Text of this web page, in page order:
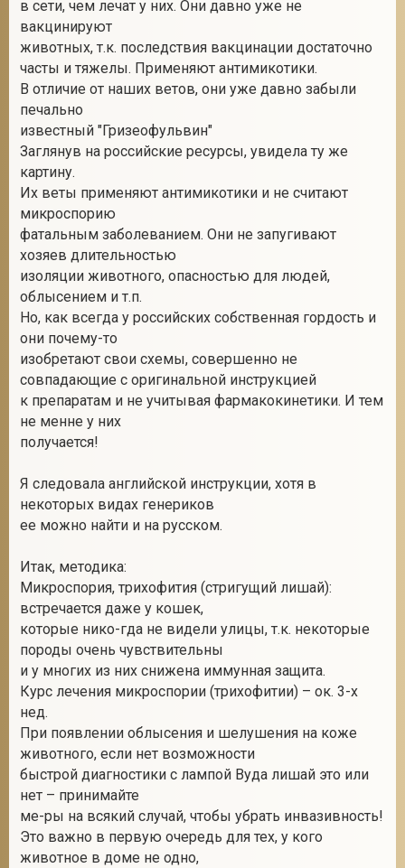
в сети, чем лечат у них. Они давно уже не
вакцинируют
животных, т.к. последствия вакцинации достаточно
часты и тяжелы. Применяют антимикотики.
В отличие от наших ветов, они уже давно забыли
печально
известный "Гризеофульвин"
Заглянув на российские ресурсы, увидела ту же
картину.
Их веты применяют антимикотики и не считают
микроспорию
фатальным заболеванием. Они не запугивают
хозяев длительностью
изоляции животного, опасностью для людей,
облысением и т.п.
Но, как всегда у российских собственная гордость и
они почему-то
изобретают свои схемы, совершенно не
совпадающие с оригинальной инструкцией
к препаратам и не учитывая фармакокинетики. И тем
не менне у них
получается!
Я следовала английской инструкции, хотя в
некоторых видах генериков
ее можно найти и на русском.
Итак, методика:
Микроспория, трихофития (стригущий лишай):
встречается даже у кошек,
которые нико-гда не видели улицы, т.к. некоторые
породы очень чувствительны
и у многих из них снижена иммунная защита.
Курс лечения микроспории (трихофитии) – ок. 3-х
нед.
При появлении облысения и шелушения на коже
животного, если нет возможности
быстрой диагностики с лампой Вуда лишай это или
нет – принимайте
ме-ры на всякий случай, чтобы убрать инвазивность!
Это важно в первую очередь для тех, у кого
животное в доме не одно,